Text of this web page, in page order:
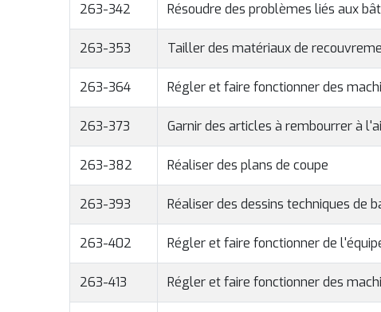
263-342 Résoudre des problèmes liés aux
263-353 Tailler des matériaux de
263-364 Régler et faire fonctionner des
263-373 Garnir des articles à rembourrer à
263-382 Réaliser des plans de coupe
263-393 Réaliser des dessins techniques de
263-402 Régler et faire fonctionner de
263-413 Régler et faire fonctionner des